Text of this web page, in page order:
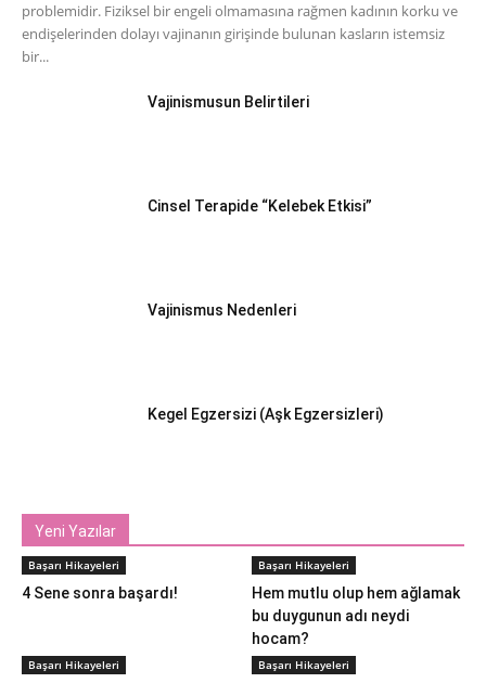
problemidir. Fiziksel bir engeli olmamasına rağmen kadının korku ve
endişelerinden dolayı vajinanın girişinde bulunan kasların istemsiz
bir...
Vajinismusun Belirtileri
Cinsel Terapide “Kelebek Etkisi”
Vajinismus Nedenleri
Kegel Egzersizi (Aşk Egzersizleri)
Yeni Yazılar
Başarı Hikayeleri
4 Sene sonra başardı!
Başarı Hikayeleri
Hem mutlu olup hem ağlamak
bu duygunun adı neydi
hocam?
Başarı Hikayeleri Başarı Hikayeleri